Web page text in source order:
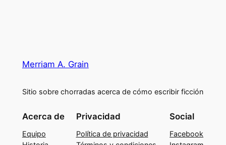
Merriam A. Grain
Sitio sobre chorradas acerca de cómo escribir ficción
Acerca de
Equipo
Privacidad
Política de privacidad
Social
Facebook